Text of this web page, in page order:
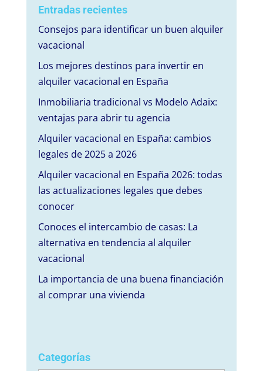
Entradas recientes
Consejos para identificar un buen alquiler
vacacional
Los mejores destinos para invertir en
alquiler vacacional en España
Inmobiliaria tradicional vs Modelo Adaix:
ventajas para abrir tu agencia
Alquiler vacacional en España: cambios
legales de 2025 a 2026
Alquiler vacacional en España 2026: todas
las actualizaciones legales que debes
conocer
Conoces el intercambio de casas: La
alternativa en tendencia al alquiler
vacacional
La importancia de una buena financiación
al comprar una vivienda
Categorías